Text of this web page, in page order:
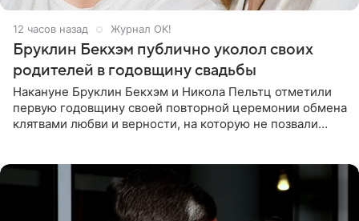
12 часов назад Журнал OK!
Бруклин Бекхэм публично уколол своих
родителей в годовщину свадьбы
Накануне Бруклин Бекхэм и Никола Пельтц отметили
первую годовщину своей повторной церемонии обмена
клятвами любви и верности, на которую не позвали